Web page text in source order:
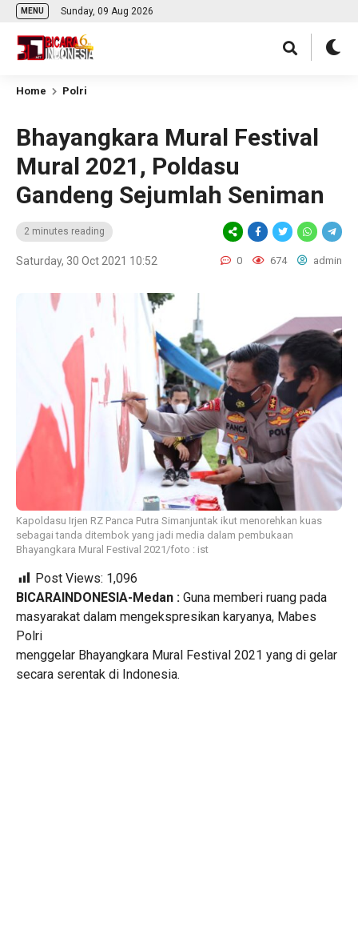
MENU Sunday, 09 Aug 2026
Home Polri
Bhayangkara Mural Festival
Mural 2021, Poldasu
Gandeng Sejumlah Seniman
2 minutes reading
Saturday, 30 Oct 2021 10:52 0 674 admin
Kapoldasu Irjen RZ Panca Putra Simanjuntak ikut menorehkan kuas
sebagai tanda ditembok yang jadi media dalam pembukaan
Bhayangkara Mural Festival 2021/foto : ist
Post Views: 1,096
BICARAINDONESIA-Medan : Guna memberi ruang pada
masyarakat dalam mengekspresikan karyanya, Mabes
Polri
menggelar Bhayangkara Mural Festival 2021 yang di gelar
secara serentak di Indonesia.